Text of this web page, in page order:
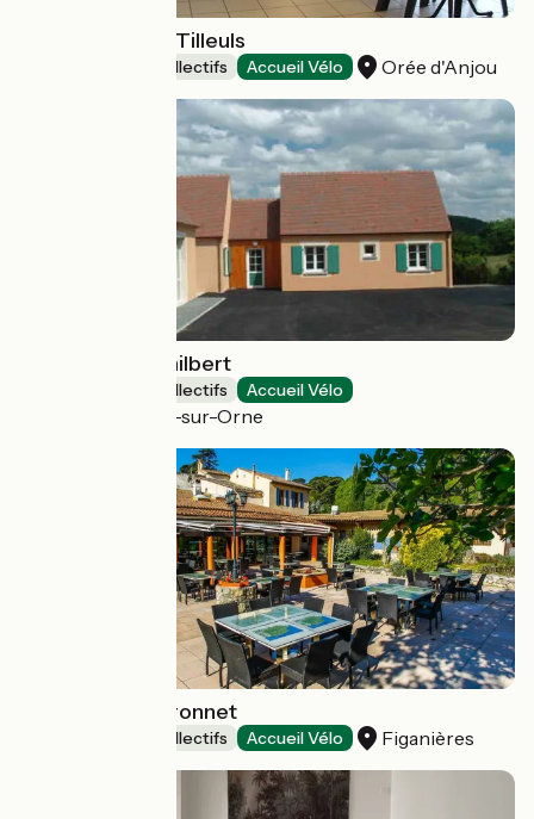
Gîte de groupe Tilleuls
Hébergements collectifs Accueil Vélo Orée d'Anjou
Gite de Saint Philbert
Hébergements collectifs Accueil Vélo
Saint-Philbert-sur-Orne
Domaine du Thronnet
Hébergements collectifs Accueil Vélo Figanières